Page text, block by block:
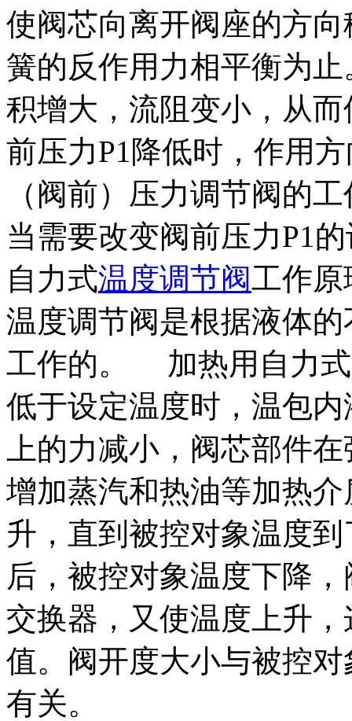
使阀芯向离开阀座的方
簧的反作用力相平衡为
积增大，流阻变小，从
前压力P1降低时，作用
（阀前）压力调节阀的
当需要改变阀前压力P1
自力式温度调节阀工作原
温度调节阀是根据液体
工作的。 加热用自力式
低于设定温度时，温包
上的力减小，阀芯部件
增加蒸汽和热油等加热
升，直到被控对象温度
后，被控对象温度下降
交换器，又使温度上升
值。阀开度大小与被控
有关。